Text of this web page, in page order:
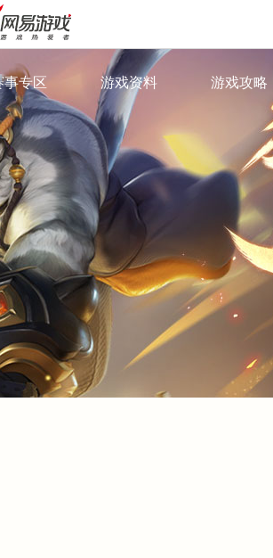
客服中心
事专区 游戏资料 游戏攻略
雄逐鹿
神坛
民PK赛
英邀请赛
· 游戏特色
奇经八脉
召唤兽图鉴
360°场景站
·角色门派站
· 视频中心
萌趣徽章
游戏百科